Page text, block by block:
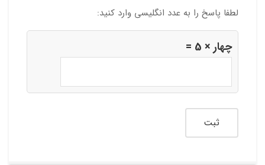
لطفا پاسخ را به عدد انگلیسی وارد کنید:
چهار × 5 =